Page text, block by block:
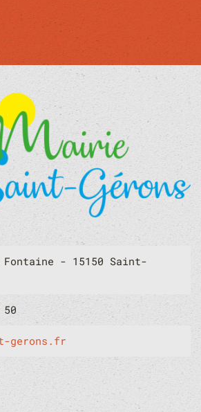
- 15150 Saint-
gerons.fr